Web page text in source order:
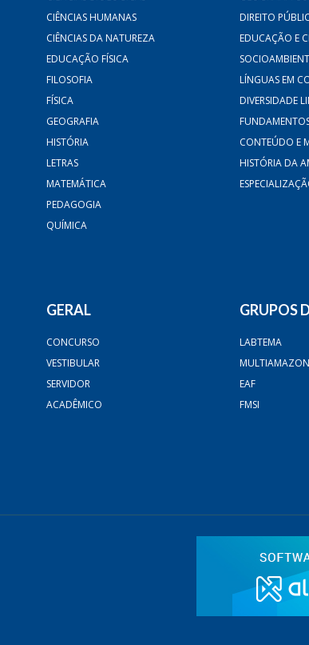
CIÊNCIAS HUMANAS
CIÊNCIAS DA NATUREZA
EDUCAÇÃO FÍSICA
FILOSOFIA
FÍSICA
GEOGRAFIA
HISTÓRIA
LETRAS
MATEMÁTICA
PEDAGOGIA
QUÍMICA
DIREITO
EDUCAÇÃO E
LÍNGUAS EM
DIVERSIDADE
CONTEÚDO E
HISTÓRIA DA
GERAL
CONCURSO
VESTIBULAR
SERVIDOR
ACADÊMICO
GRUPOS
LABTEMA
MULTIAMAZON
EAF
FMSI